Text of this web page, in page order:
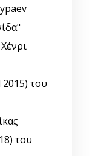
του
του